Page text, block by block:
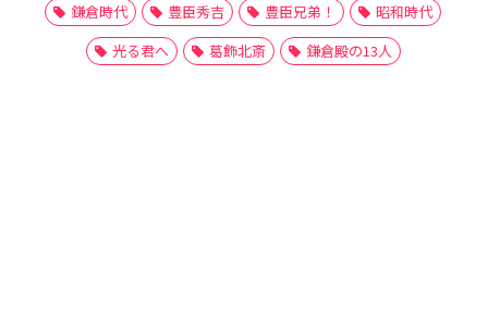
鎌倉時代
豊臣秀吉 豊臣兄弟！
昭和時代
光る君へ
葛飾北斎 鎌倉殿の13人